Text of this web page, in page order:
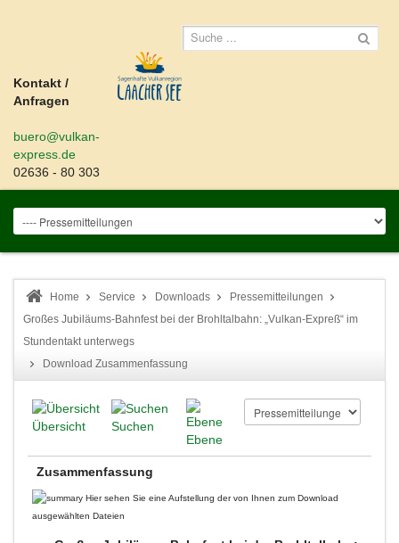
Kontakt /
Anfragen
buero@vulkan-
express.de
02636 - 80 303
Home Service Downloads
Pressemitteilungen
Großes Jubiläums-Bahnfest bei der Brohltalbahn: „Vulkan-Expreß“ im
Stundentakt unterwegs
Download Zusammenfassung
Übersicht
Suchen
Ebene
Zusammenfassung
Hier sehen Sie eine Aufstellung der von Ihnen zum Download
ausgewählten Dateien